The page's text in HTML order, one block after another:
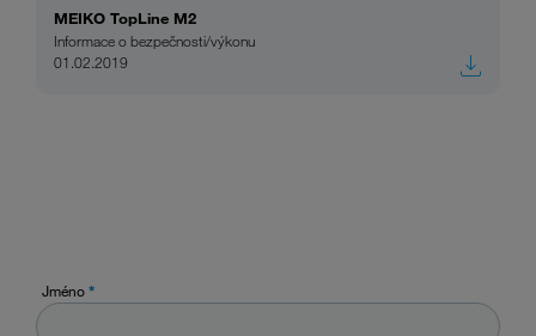
MEIKO TopLine M2
Informace o bezpečnosti/výkonu
01.02.2019
Jméno*